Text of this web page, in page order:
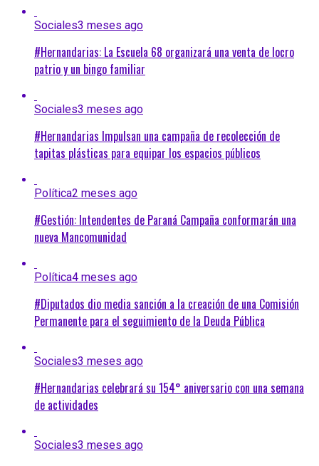
Sociales3 meses ago
#Hernandarias: La Escuela 68 organizará una venta de locro
patrio y un bingo familiar
Sociales3 meses ago
#Hernandarias Impulsan una campaña de recolección de
tapitas plásticas para equipar los espacios públicos
Política2 meses ago
#Gestión: Intendentes de Paraná Campaña conformarán una
nueva Mancomunidad
Política4 meses ago
#Diputados dio media sanción a la creación de una Comisión
Permanente para el seguimiento de la Deuda Pública
Sociales3 meses ago
#Hernandarias celebrará su 154° aniversario con una semana
de actividades
Sociales3 meses ago